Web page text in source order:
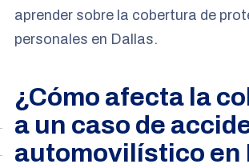
aprender sobre la cobertura de
personales en Dallas.
¿Cómo afecta la
a un caso de
automovilístico en